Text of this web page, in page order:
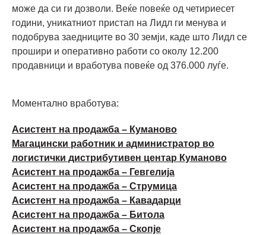
може да си ги дозволи. Веќе повеќе од четириесет
години, уникатниот пристап на Лидл ги менувa и
подобрувa заедниците во 30 земји, каде што Лидл се
прошири и оперативно работи со околу 12.200
продавници и вработува повеќе од 376.000 луѓе.
Моментално вработува:
Асистент на продажба – Куманово
Магацински работник и администратор во
логистички дистрибутивен центар Куманово
Асистент на продажба – Гевгелија
Асистент на продажба – Струмица
Асистент на продажба – Кавадарци
Асистент на продажба – Битола
Асистент на продажба – Скопје